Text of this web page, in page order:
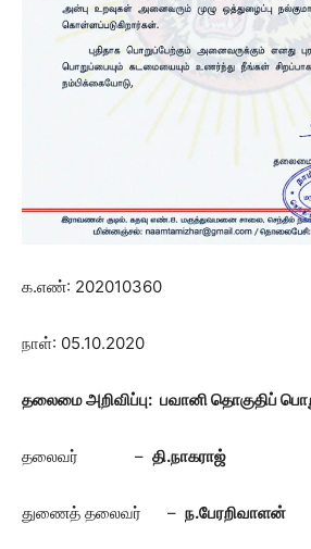
க.எண்: 202010360
நாள்: 05.10.2020
தலைமை அறிவிப்பு: பவானி தொகுதிப்
தலைவர் – தி.நாகராஜ் –
துணைத் தலைவர் – ந.பேரறிவாளன்